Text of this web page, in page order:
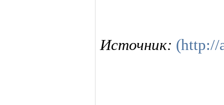
Источник: (http://